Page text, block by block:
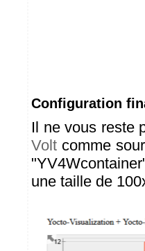
Configuration
Il ne vous reste
Volt comme
une taille de